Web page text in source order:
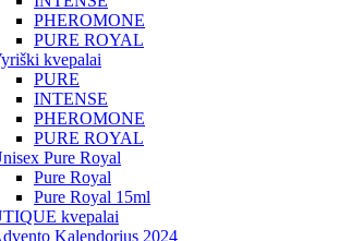
PHEROMONE
PURE ROYAL
kvepalai
PURE
INTENSE
PHEROMONE
PURE ROYAL
Pure Royal
Pure Royal
Pure Royal 15ml
kvepalai
Kalendorius 2024